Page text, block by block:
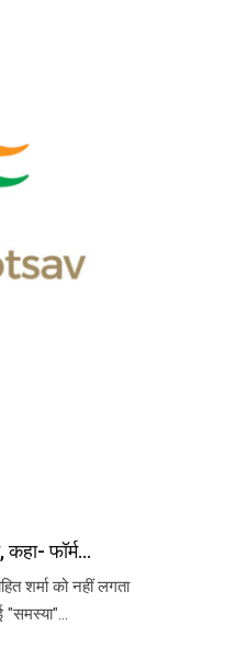
कहा- फॉर्म...
शर्मा को नहीं लगता
"समस्या"...